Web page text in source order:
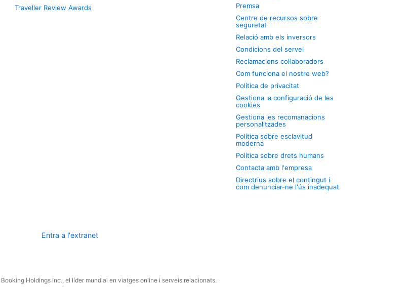
Traveller Review Awards
Premsa
Centre de recursos sobre
seguretat
Relació amb els inversors
Condicions del servei
Reclamacions col·laboradors
Com funciona el nostre web?
Política de privacitat
Gestiona la configuració de les
cookies
Gestiona les recomanacions
personalitzades
Política sobre esclavitud
moderna
Política sobre drets humans
Contacta amb l'empresa
Directrius sobre el contingut i
com denunciar-ne l'ús inadequat
Entra a l'extranet
Holdings Inc., el líder mundial en viatges online i serveis relacionats.